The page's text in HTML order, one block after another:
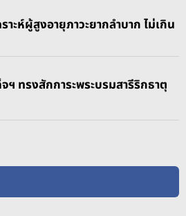
ห์ผู้สูงอายุภาวะยากลำบาก ไม่เกิน
ฯ ทรงสักการะพระบรมสารีริกธาตุ